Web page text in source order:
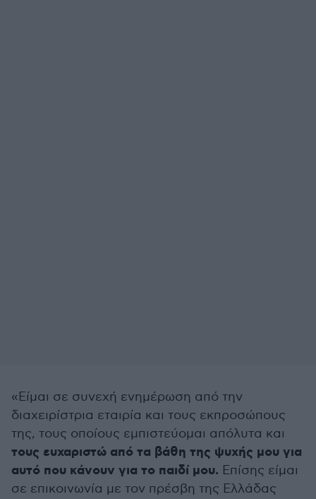
«Είμαι σε συνεχή ενημέρωση από την
διαχειρίστρια εταιρία και τους εκπροσώπους
της, τους οποίους εμπιστεύομαι απόλυτα και
τους ευχαριστώ από τα βάθη της ψυχής μου για
αυτό που κάνουν για το παιδί μου. Επίσης είμαι
σε επικοινωνία με τον πρέσβη της Ελλάδας